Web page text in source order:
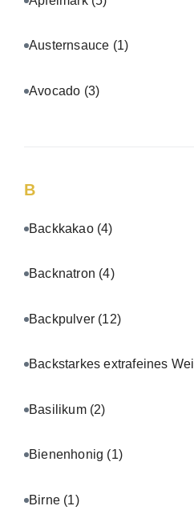
Austernsauce (1)
Avocado (3)
B
Backkakao (4)
Backnatron (4)
Backpulver (12)
Backstarkes extrafeines
Basilikum (2)
Bienenhonig (1)
Birne (1)